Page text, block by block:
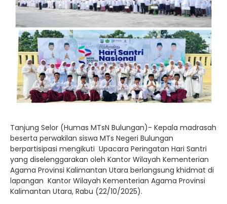
Tanjung Selor (Humas MTsN Bulungan)- Kepala madrasah
beserta perwakilan siswa MTs Negeri Bulungan
berpartisipasi mengikuti Upacara Peringatan Hari Santri
yang diselenggarakan oleh Kantor Wilayah Kementerian
Agama Provinsi Kalimantan Utara berlangsung khidmat di
lapangan Kantor Wilayah Kementerian Agama Provinsi
Kalimantan Utara, Rabu (22/10/2025).